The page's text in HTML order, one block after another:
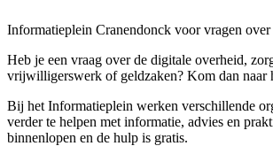
Informatieplein Cranendonck voor vragen
Heb je een vraag over de digitale overheid,
vrijwilligerswerk of geldzaken? Kom dan
Bij het Informatieplein werken verschillende
verder te helpen met informatie, advies en
binnenlopen en de hulp is gratis.